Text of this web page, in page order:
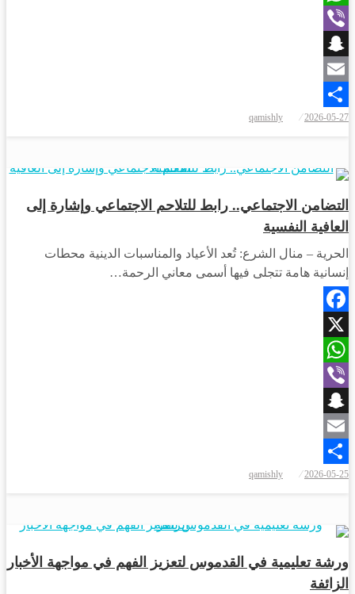
WhatsApp
Viber
Snapchat
Email
Share
في
2026-05-27
qamishly
التضامن الاجتماعي.. رابط للتلاحم الاجتماعي وإشارة إلى
العافية النفسية
الحرية – منال الشرع: تُعد الأعياد والمناسبات الدينية محطات
إنسانية هامة تتجلى فيها أسمى معاني الرحمة…
Facebook
X
WhatsApp
Viber
Snapchat
Email
Share
في
2026-05-25
qamishly
ورشة تعليمية في القدموس لتعزيز الفهم في مواجهة الأخبار
الزائفة